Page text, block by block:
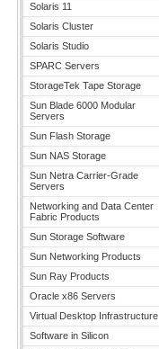
Solaris 11
Solaris Cluster
Solaris Studio
SPARC Servers
StorageTek Tape Storage
Sun Blade 6000 Modular
Servers
Sun Flash Storage
Sun NAS Storage
Sun Netra Carrier-Grade
Servers
Networking and Data Center
Fabric Products
Sun Storage Software
Sun Networking Products
Sun Ray Products
Oracle x86 Servers
Virtual Desktop Infrastructure
Software in Silicon